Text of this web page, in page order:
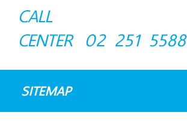
CALL
CENTER 02 251 5588
SITEMAP